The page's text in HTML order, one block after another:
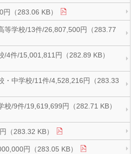
（283.06 KB）
等学校/13件/26,807,500円（283.77
/4件/15,001,811円（282.89 KB）
・中学校/11件/4,528,216円（283.33
校/9件/19,619,699円（282.71 KB）
（283.32 KB）
円（283.05 KB）